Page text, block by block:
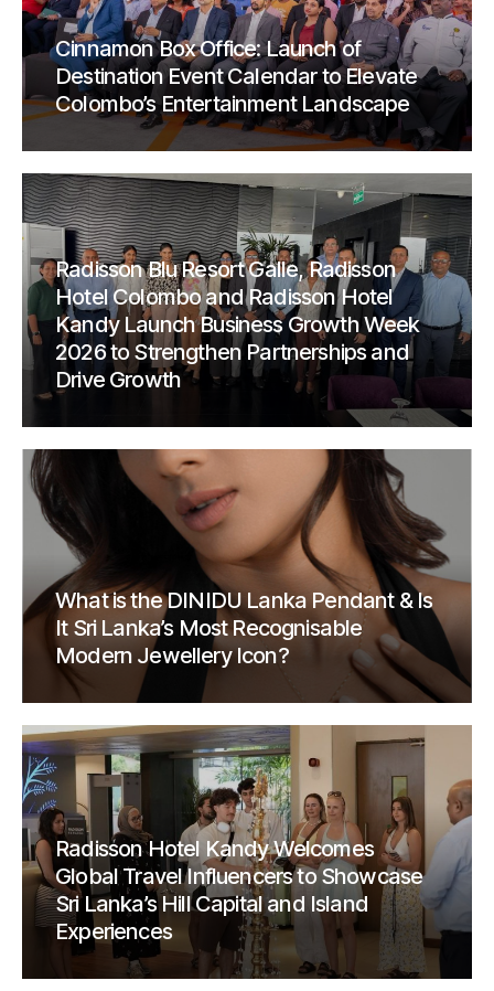
Cinnamon Box Office: Launch of
Destination Event Calendar to Elevate
Colombo’s Entertainment Landscape
Radisson Blu Resort Galle, Radisson
Hotel Colombo and Radisson Hotel
Kandy Launch Business Growth Week
2026 to Strengthen Partnerships and
Drive Growth
What is the DINIDU Lanka Pendant & Is
It Sri Lanka’s Most Recognisable
Modern Jewellery Icon?
Radisson Hotel Kandy Welcomes
Global Travel Influencers to Showcase
Sri Lanka’s Hill Capital and Island
Experiences